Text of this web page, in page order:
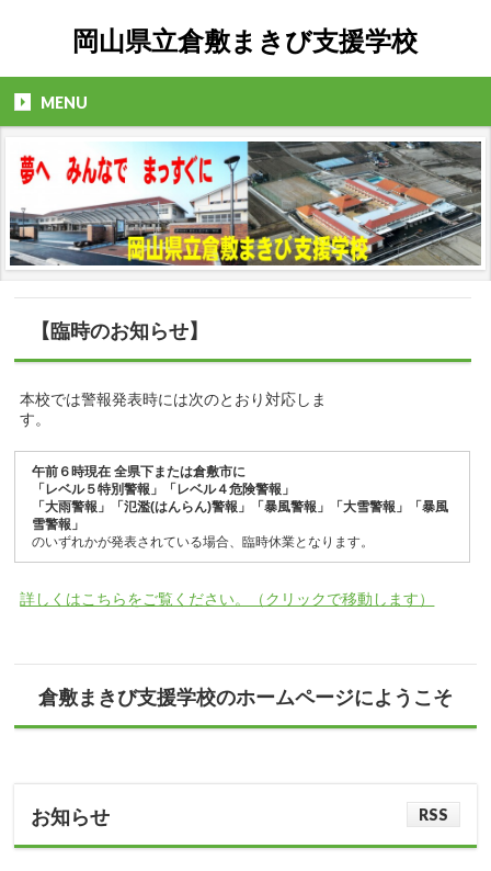
岡山県立倉敷まきび支援学校
MENU
【臨時のお知らせ】
本校では警報発表時には次のとおり対応しま
す。
午前６時現在 全県下または倉敷市に
「レベル５特別警報」「レベル４危険警報」
「大雨警報」「氾濫(はんらん)警報」「暴風警報」「大雪警報」「暴風
雪警報」
のいずれかが発表されている場合、臨時休業となります。
詳しくはこちらをご覧ください。（クリックで移動します）
倉敷まきび支援学校のホームページにようこそ
お知らせ RSS